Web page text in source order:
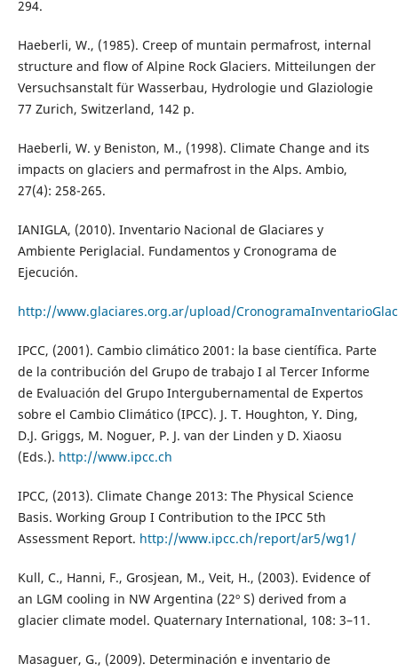
294.
Haeberli, W., (1985). Creep of muntain permafrost, internal
structure and flow of Alpine Rock Glaciers. Mitteilungen der
Versuchsanstalt für Wasserbau, Hydrologie und Glaziologie
77 Zurich, Switzerland, 142 p.
Haeberli, W. y Beniston, M., (1998). Climate Change and its
impacts on glaciers and permafrost in the Alps. Ambio,
27(4): 258-265.
IANIGLA, (2010). Inventario Nacional de Glaciares y
Ambiente Periglacial. Fundamentos y Cronograma de
Ejecución.
http://www.glaciares.org.ar/upload/
IPCC, (2001). Cambio climático 2001: la base científica. Parte
de la contribución del Grupo de trabajo I al Tercer Informe
de Evaluación del Grupo Intergubernamental de Expertos
sobre el Cambio Climático (IPCC). J. T. Houghton, Y. Ding,
D.J. Griggs, M. Noguer, P. J. van der Linden y D. Xiaosu
(Eds.). http://www.ipcc.ch
IPCC, (2013). Climate Change 2013: The Physical Science
Basis. Working Group I Contribution to the IPCC 5th
Assessment Report. http://www.ipcc.ch/report/ar5/wg1/
Kull, C., Hanni, F., Grosjean, M., Veit, H., (2003). Evidence of
an LGM cooling in NW Argentina (22º S) derived from a
glacier climate model. Quaternary International, 108: 3–11.
Masaguer, G., (2009). Determinación e inventario de